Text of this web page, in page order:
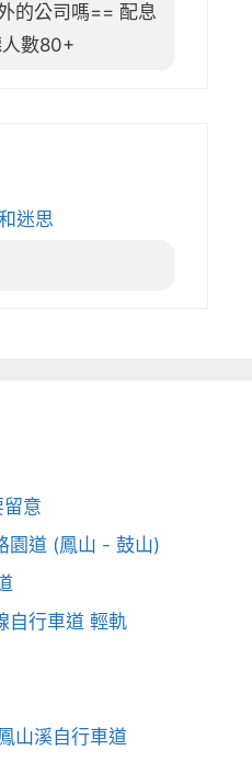
的公司嗎== 配息
數80+
迷思
意
園道 (鳳山 - 鼓山)
自行車道 輕軌
山溪自行車道